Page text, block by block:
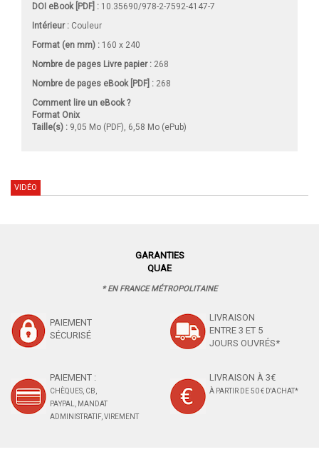
DOI eBook [PDF] : 10.35690/978-2-7592-4147-7
Intérieur : Couleur
Format (en mm) : 160 x 240
Nombre de pages Livre papier: 268
Nombre de pages eBook [PDF] : 268
Comment lire un eBook ?
Format Onix
Taille(s) : 9,05 Mo (PDF), 6,58 Mo (ePub)
VIDÉO
GARANTIES
QUAE
* EN FRANCE MÉTROPOLITAINE
PAIEMENT
SÉCURISÉ
LIVRAISON
ENTRE 3 ET 5
JOURS OUVRÉS*
PAIEMENT :
CHÈQUES, CB,
PAYPAL, MANDAT
ADMINISTRATIF, VIREMENT
LIVRAISON À 3€
À PARTIR DE 50 € D'ACHAT*